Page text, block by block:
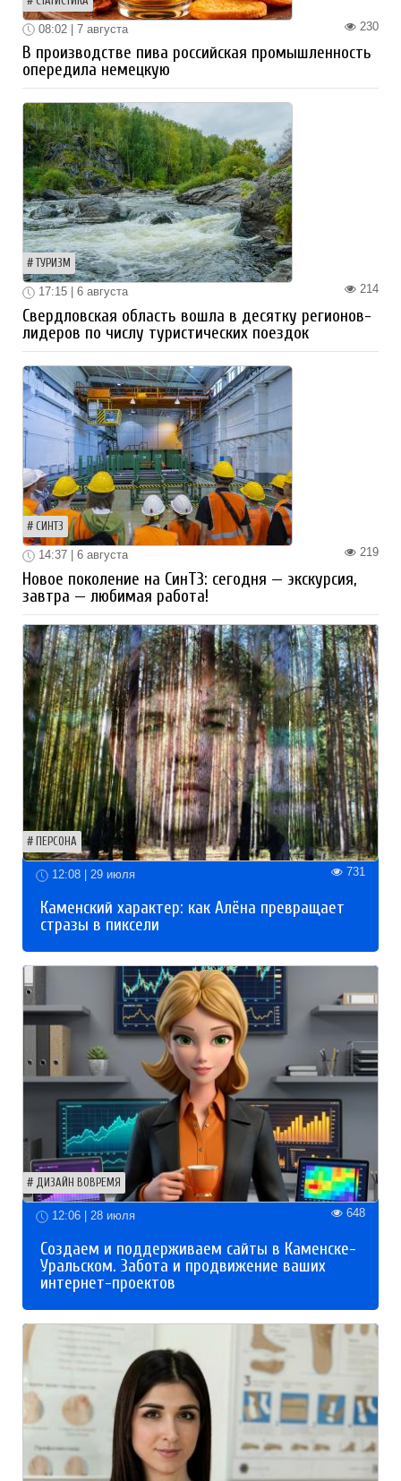
230
08:02 | 7 августа
В производстве пива российская промышленность
опередила немецкую
ТУРИЗМ
214
17:15 | 6 августа
Свердловская область вошла в десятку регионов-
лидеров по числу туристических поездок
СИНТЗ
219
14:37 | 6 августа
Новое поколение на СинТЗ: сегодня — экскурсия,
завтра — любимая работа!
ПЕРСОНА
12:08 | 29 июля 731
Каменский характер: как Алёна превращает
стразы в пиксели
ДИЗАЙН ВОВРЕМЯ
12:06 | 28 июля 648
Создаем и поддерживаем сайты в Каменске-
Уральском. Забота и продвижение ваших
интернет-проектов